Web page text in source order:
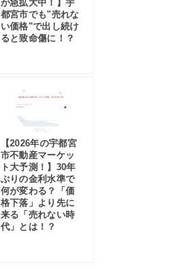
が急拡大中！】宇
都宮市でも"売れな
い価格"で出し続け
ると致命傷に！？
【2026年の宇都宮
市不動産マーケッ
ト大予測！】30年
ぶりの金利水準で
何が変わる？「価
格下落」より先に
来る「売れない時
代」とは！？